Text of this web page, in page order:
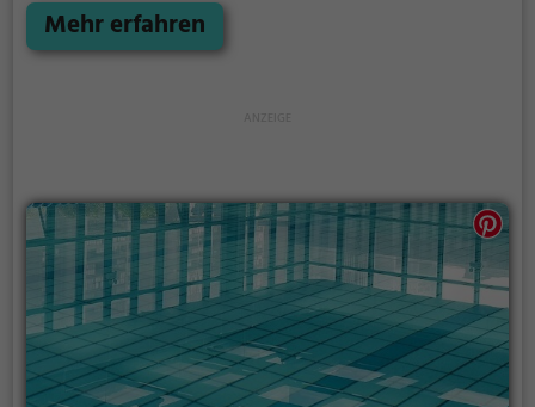
jeder auf seine Kosten.
Mehr erfahren